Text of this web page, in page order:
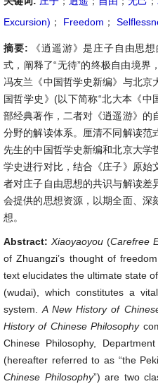
Excursion) ； Freedom ；
摘要:
《逍遥游》是庄子自由思
式，阐释了“无待”的终极自由境界
冯友兰《中国哲学史新编》与北京
国哲学史》(以下简称“北大本《
部经典著作，二者对《逍遥游》的
分野的解读体系。厘清不同解读范
先生的中国哲学史新编和北京大学
学史进行对比，结合《庄子》原始
者对庄子自由思想的共识与解读差
会提供的思想资源，以期全面、深
想。
Abstract:Xiaoyaoyou (Carefree
of Zhuangzi’s thought of
text elucidates the ultimate state
(wudai), which constitutes a
system.A New History of
History of Chinese Philosophy
Chinese Philosophy,
(hereafter referred to as “the
Chinese Philosophy”) are two